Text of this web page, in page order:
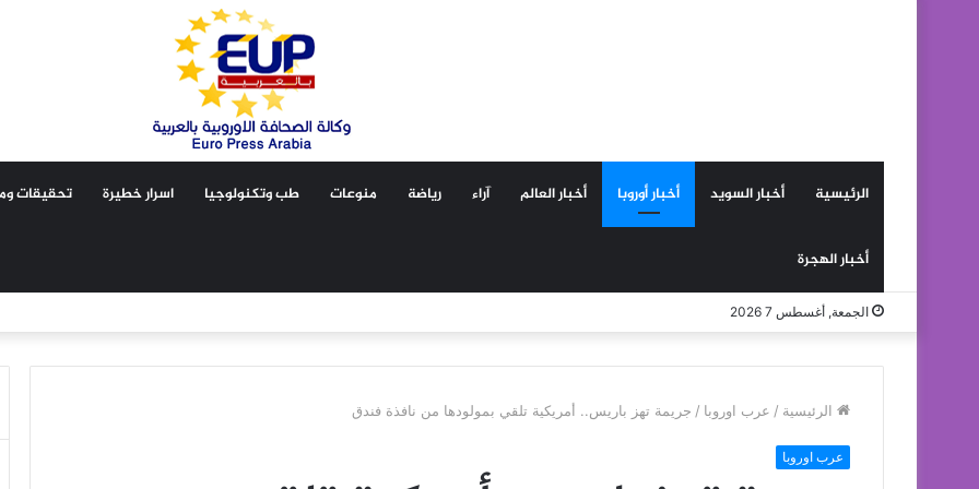
الرئيسية أخبار السويد أخبار أوروبا أخبار العالم آراء رياضة منوعات طب وتكنولوجيا اسرار خطيرة تحقيقات
أخبار الهجرة
الجمعة, أغسطس 7 2026
الرئيسية / عرب اوروبا / جريمة تهز باريس.. أمريكية تلقي بمولودها من نافذة فندق
عرب اوروبا